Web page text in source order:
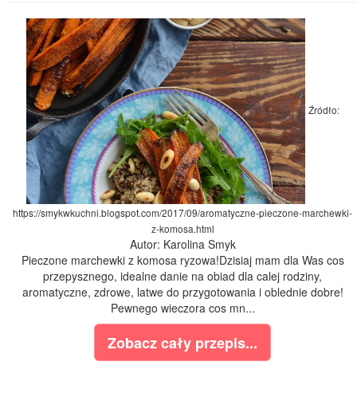
Źródło:
https://smykwkuchni.blogspot.com/2017/09/aromatyczne-pieczone-marchewki-
z-komosa.html
Autor: Karolina Smyk
Pieczone marchewki z komosa ryzowa!Dzisiaj mam dla Was cos
przepysznego, idealne danie na obiad dla calej rodziny,
aromatyczne, zdrowe, latwe do przygotowania i oblednie dobre!
Pewnego wieczora cos mn...
Zobacz cały przepis...